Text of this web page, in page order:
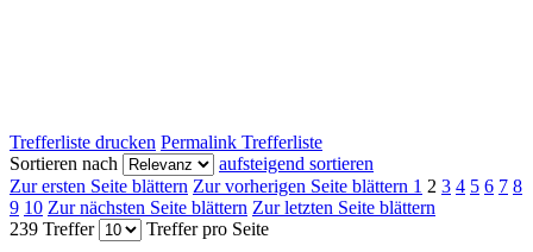
Trefferliste drucken Permalink Trefferliste
Sortieren nach
aufsteigend sortieren
Zur ersten Seite blättern Zur vorherigen Seite blättern 1 2 3 4 5 6 7 8
9 10 Zur nächsten Seite blättern Zur letzten Seite blättern
239 Treffer
Treffer pro Seite